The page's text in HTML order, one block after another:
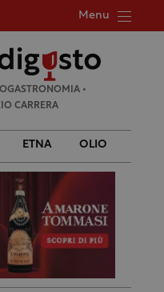
Menu
•
CARRERA
ETNA OLIO